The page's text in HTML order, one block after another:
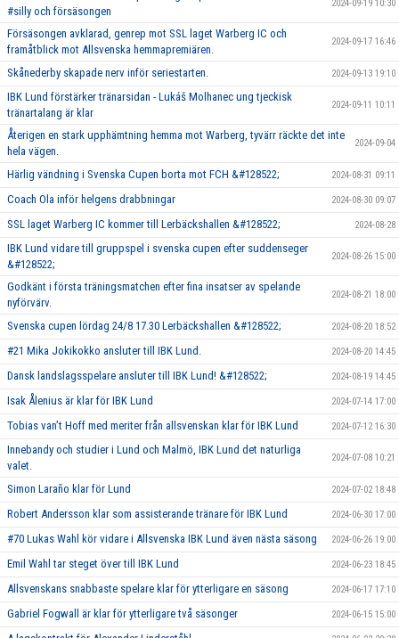
#silly och försäsongen
2024-09-19 10:30
Försäsongen avklarad, genrep mot SSL laget Warberg IC och
framåtblick mot Allsvenska hemmapremiären.
2024-09-17 16:46
Skånederby skapade nerv inför seriestarten. 2024-09-13 19:10
IBK Lund förstärker tränarsidan - Lukáš Molhanec ung tjeckisk
tränartalang är klar
2024-09-11 10:11
Återigen en stark upphämtning hemma mot Warberg, tyvärr räckte det inte
hela vägen.
2024-09-04
Härlig vändning i Svenska Cupen borta mot FCH &#128522; 2024-08-31 09:11
Coach Ola inför helgens drabbningar 2024-08-30 09:07
SSL laget Warberg IC kommer till Lerbäckshallen &#128522; 2024-08-28
IBK Lund vidare till gruppspel i svenska cupen efter suddenseger
&#128522;
2024-08-26 15:00
Godkänt i första träningsmatchen efter fina insatser av spelande
nyförvärv.
2024-08-21 18:00
Svenska cupen lördag 24/8 17.30 Lerbäckshallen &#128522; 2024-08-20 18:52
#21 Mika Jokikokko ansluter till IBK Lund. 2024-08-20 14:45
Dansk landslagsspelare ansluter till IBK Lund! &#128522; 2024-08-19 14:45
Isak Ålenius är klar för IBK Lund 2024-07-14 17:00
Tobias van’t Hoff med meriter från allsvenskan klar för IBK Lund 2024-07-12 16:30
Innebandy och studier i Lund och Malmö, IBK Lund det naturliga
valet.
2024-07-08 10:21
Simon Laraño klar för Lund 2024-07-02 18:48
Robert Andersson klar som assisterande tränare för IBK Lund 2024-06-30 17:00
#70 Lukas Wahl kör vidare i Allsvenska IBK Lund även nästa säsong 2024-06-26 19:00
Emil Wahl tar steget över till IBK Lund 2024-06-23 18:45
Allsvenskans snabbaste spelare klar för ytterligare en säsong 2024-06-17 17:10
Gabriel Fogwall är klar för ytterligare två säsonger 2024-06-15 15:00